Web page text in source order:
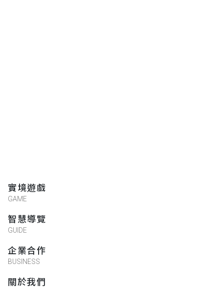
海孟璇
sheree33
實境遊戲
GAME
智慧導覽
GUIDE
企業合作
BUSINESS
關於我們